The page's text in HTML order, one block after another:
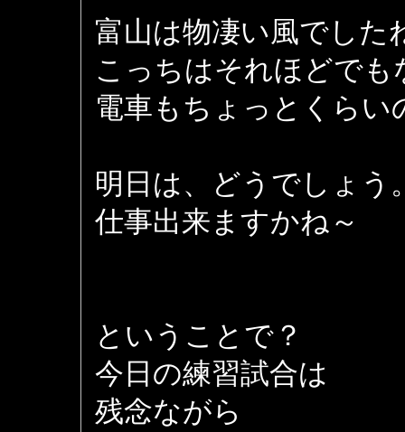
富山は物凄い風でした
こっちはそれほどでも
電車もちょっとくら
明日は、どうでしょう
仕事出来ますかね～
ということで？
今日の練習試合は
残念ながら